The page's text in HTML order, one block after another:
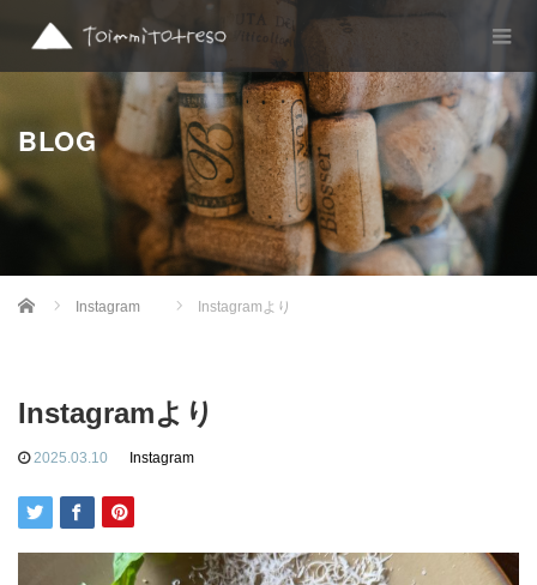
BLOG
Home Instagram Instagramより
Instagramより
2025.03.10 Instagram